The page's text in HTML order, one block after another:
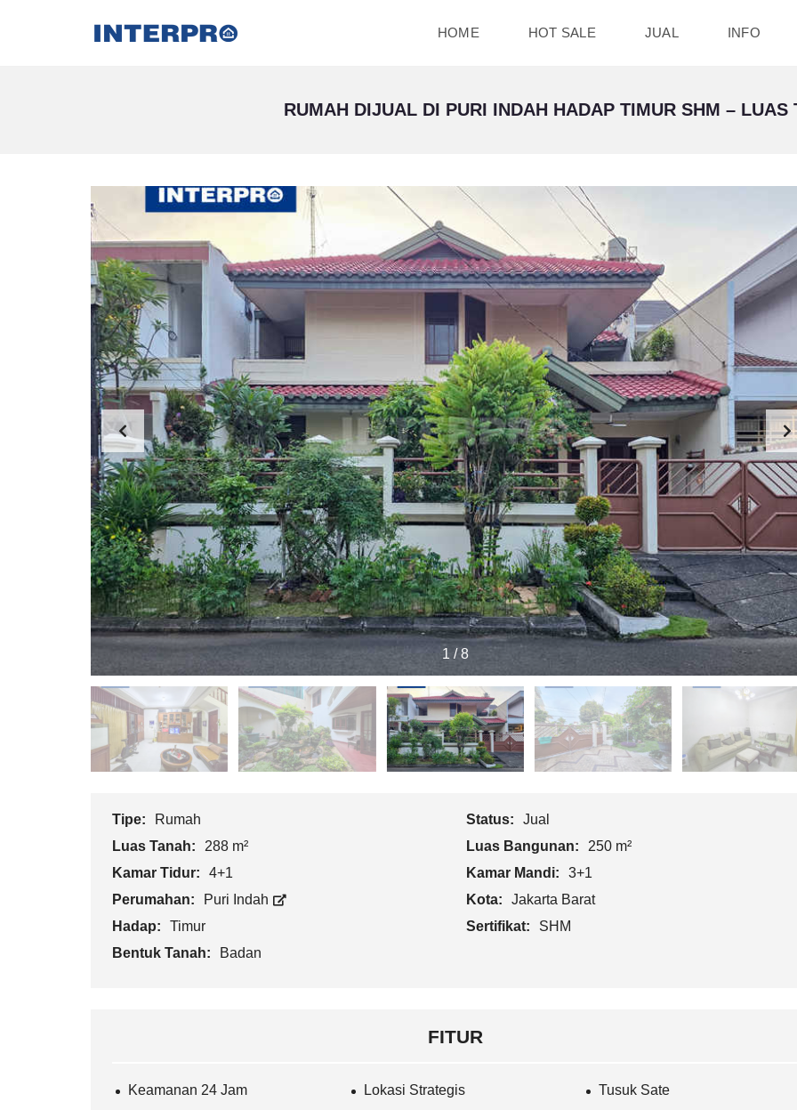
HOME HOT SALE JUAL INFO
RUMAH DIJUAL DI PURI INDAH HADAP TIMUR SHM – LUAS
1 /8
Tipe: Rumah Status:
Jual
Luas Tanah:
288 m² Luas Bangunan:
250 m²
Kamar Tidur:
4+1 Kamar Mandi:
3+1
Perumahan:
Puri Indah Kota:
Jakarta Barat
Hadap:
Timur Sertifikat:
SHM
Bentuk Tanah:
Badan
FITUR
Keamanan 24 Jam Lokasi Strategis Tusuk Sate